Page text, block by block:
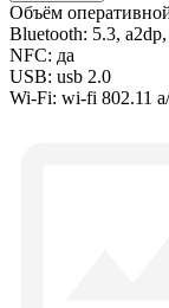
Объём
Bluetooth: 5.3,
NFC: да
USB: usb 2.0
Wi-Fi: wi-fi 802.11